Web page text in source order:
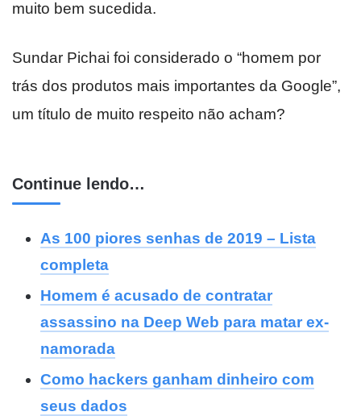
muito bem sucedida.
Sundar Pichai foi considerado o “homem por
trás dos produtos mais importantes da Google”,
um título de muito respeito não acham?
Continue lendo…
As 100 piores senhas de 2019 – Lista
completa
Homem é acusado de contratar
assassino na Deep Web para matar ex-
namorada
Como hackers ganham dinheiro com
seus dados